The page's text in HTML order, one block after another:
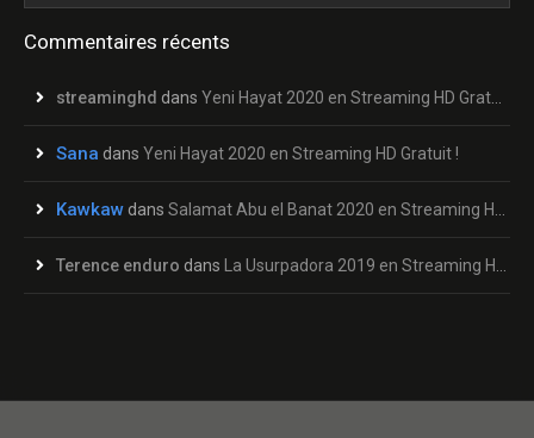
Commentaires récents
streaminghd dans Yeni Hayat 2020 en Streaming HD Gratuit !
Sana dans Yeni Hayat 2020 en Streaming HD Gratuit !
Kawkaw dans Salamat Abu el Banat 2020 en Streaming HD Gratuit !
Terence enduro dans La Usurpadora 2019 en Streaming HD Gratuit !